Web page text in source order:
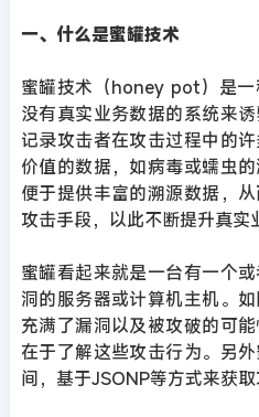
一、什么是蜜罐技术
蜜罐技术（honey pot）是
没有真实业务数据的系统来
记录攻击者在攻击过程中的
价值的数据，如病毒或蠕虫
便于提供丰富的溯源数据，
攻击手段，以此不断提升真实
蜜罐看起来就是一台有一个
洞的服务器或计算机主机。
充满了漏洞以及被攻破的可
在于了解这些攻击行为。另
间，基于JSONP等方式来获取